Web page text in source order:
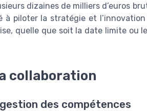
dizaines de milliers d’euros
piloter la stratégie et
quelle que soit la date limite ou
collaboration
des compétences